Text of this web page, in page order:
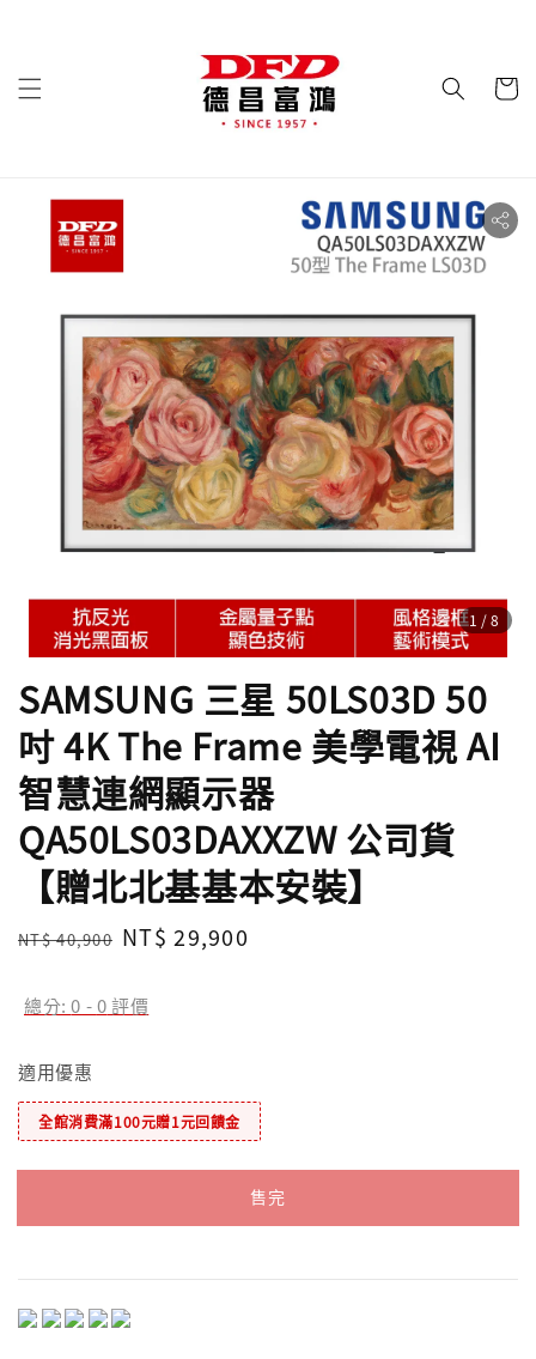
1 /8
SAMSUNG 三星 50LS03D 50
吋 4K The Frame 美學電視 AI
智慧連網顯示器
QA50LS03DAXXZW 公司貨
【贈北北基基本安裝】
Regular
NT$ 40,900 Sale
NT$ 29,900
總分:0 -0評價
適用優惠
全館消費滿100元贈1元回饋金
售完